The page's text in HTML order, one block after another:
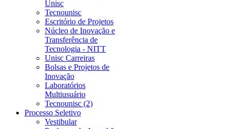
Unisc
Tecnounisc
Escritório de Projetos
Núcleo de Inovação e
Transferência de
Tecnologia - NITT
Unisc Carreiras
Bolsas e Projetos de
Inovação
Laboratórios
Multiusuário
Tecnounisc (2)
Processo Seletivo
Vestibular